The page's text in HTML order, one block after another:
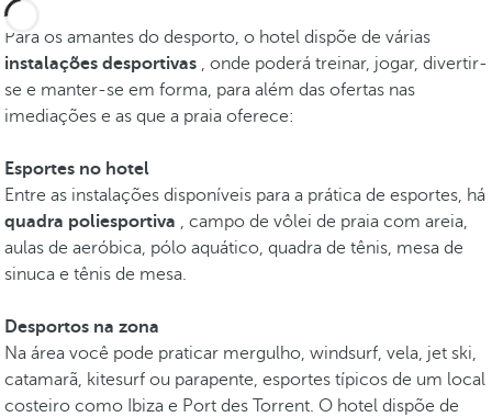
Para os amantes do desporto, o hotel dispõe de várias
instalações desportivas , onde poderá treinar, jogar, divertir-
se e manter-se em forma, para além das ofertas nas
imediações e as que a praia oferece:
Esportes no hotel
Entre as instalações disponíveis para a prática de esportes, há
quadra poliesportiva , campo de vôlei de praia com areia,
aulas de aeróbica, pólo aquático, quadra de tênis, mesa de
sinuca e tênis de mesa.
Desportos na zona
Na área você pode praticar mergulho, windsurf, vela, jet ski,
catamarã, kitesurf ou parapente, esportes típicos de um local
costeiro como Ibiza e Port des Torrent. O hotel dispõe de